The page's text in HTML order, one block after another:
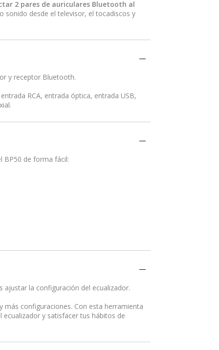
2 pares de auriculares Bluetooth al
sonido desde el televisor, el tocadiscos y
y receptor Bluetooth.
RCA, entrada óptica, entrada USB,
BP50 de forma fácil:
ajustar la configuración del ecualizador.
más configuraciones. Con esta herramienta
y satisfacer tus hábitos de